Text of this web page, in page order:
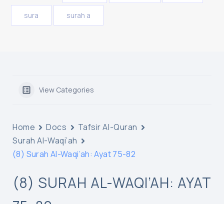
sura surah a
View Categories
Home Docs
Tafsir Al-Quran
Surah Al-Waqi’ah
(8) Surah Al-Waqi’ah: Ayat 75-82
(8) SURAH AL-WAQI’AH: AYAT